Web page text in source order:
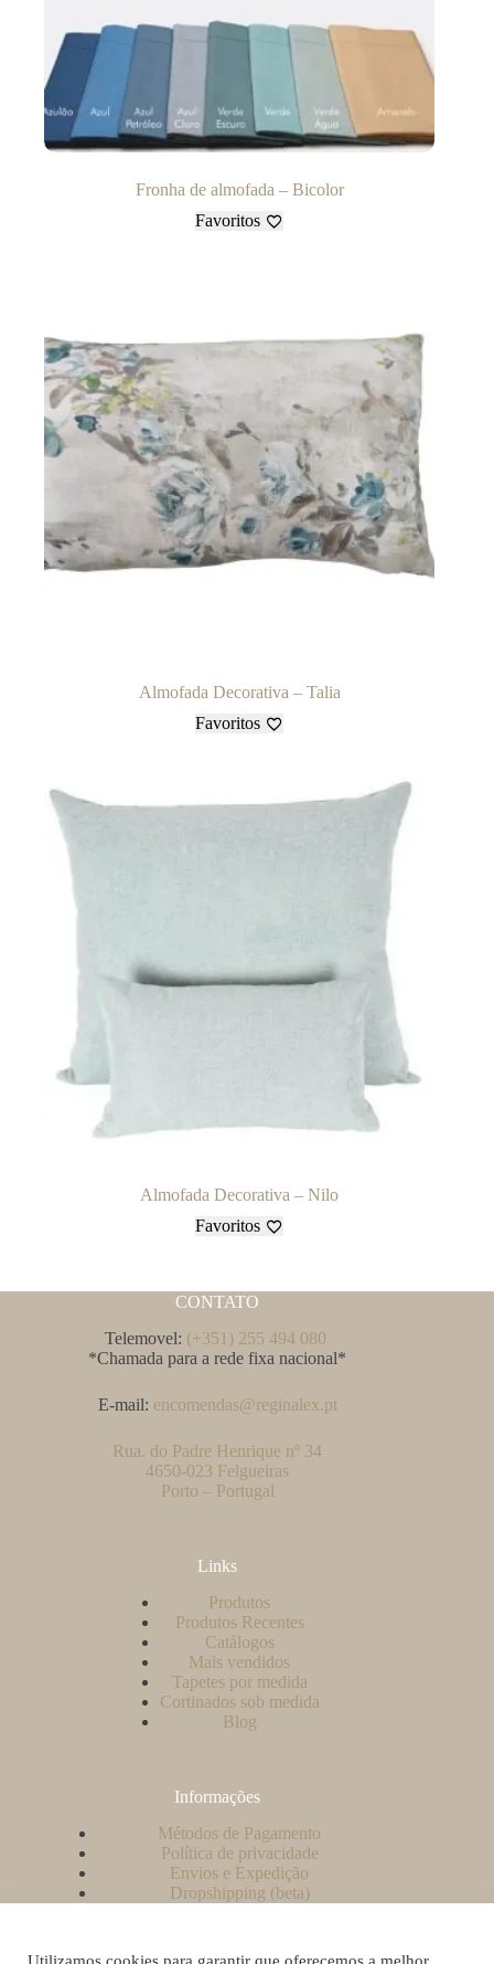
Fronha de almofada – Bicolor
Favoritos
Almofada Decorativa – Talia
Favoritos
Almofada Decorativa – Nilo
Favoritos
CONTATO
Telemovel: (+351) 255 494 080
*Chamada para a rede fixa nacional*
E-mail: encomendas@reginalex.pt
Rua. do Padre Henrique nº 34
4650-023 Felgueiras
Porto – Portugal
Links
Produtos
Produtos Recentes
Catálogos
Mais vendidos
Tapetes por medida
Cortinados sob medida
Blog
Informações
Métodos de Pagamento
Política de privacidade
Envios e Expedição
Dropshipping (beta)
Como criar uma conta no nosso website?